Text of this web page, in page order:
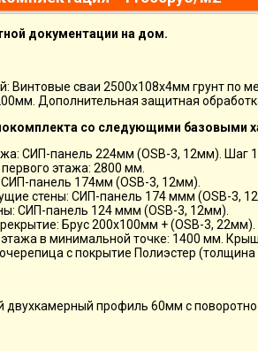
документации на дом.
Винтовые сваи 2500х108х4мм грунт по
Дополнительная защитная
со следующими базовыми
СИП-панель 224мм (OSB-3, 12мм). Шаг
этажа: 2800 мм.
панель 174мм (OSB-3, 12мм).
стены: СИП-панель 174 ммм (OSB-3,
СИП-панель 124 ммм (OSB-3, 12мм).
Брус 200х100мм + (OSB-3, 22мм).
этажа в минимальной точке: 1400 мм.
с покрытие Полиэстер
двухкамерный профиль 60мм с